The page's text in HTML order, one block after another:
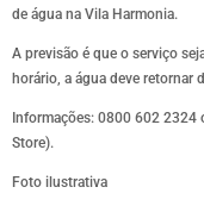
de água na Vila Harmonia.
A previsão é que o serviço
horário, a água deve retornar
Informações: 0800 602 2324
Store).
Foto ilustrativa